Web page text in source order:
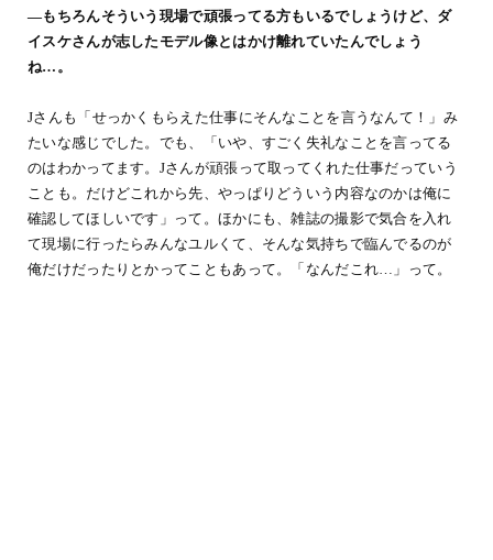
―もちろんそういう現場で頑張ってる方もいるでしょうけど、ダ
イスケさんが志したモデル像とはかけ離れていたんでしょう
ね…。
Jさんも「せっかくもらえた仕事にそんなことを言うなんて！」み
たいな感じでした。でも、「いや、すごく失礼なことを言ってる
のはわかってます。Jさんが頑張って取ってくれた仕事だっていう
ことも。だけどこれから先、やっぱりどういう内容なのかは俺に
確認してほしいです」って。ほかにも、雑誌の撮影で気合を入れ
て現場に行ったらみんなユルくて、そんな気持ちで臨んでるのが
俺だけだったりとかってこともあって。「なんだこれ…」って。